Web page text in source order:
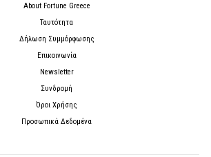
About Fortune Greece
Ταυτότητα
Δήλωση Συμμόρφωσης
Επικοινωνία
Newsletter
Συνδρομή
Όροι Χρήσης
Προσωπικά Δεδομένα